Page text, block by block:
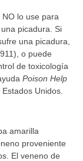
lo use para
picadura. Si
una picadura,
o puede
de toxicología
Poison Help
Unidos.
amarilla
proveniente
El veneno de